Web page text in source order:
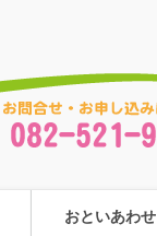
おといあわせ